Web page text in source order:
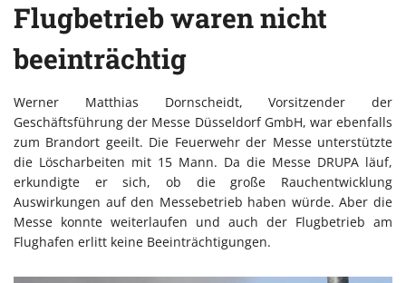
Flugbetrieb waren nicht
beeinträchtig
Werner Matthias Dornscheidt, Vorsitzender der
Geschäftsführung der Messe Düsseldorf GmbH, war ebenfalls
zum Brandort geeilt. Die Feuerwehr der Messe unterstützte
die Löscharbeiten mit 15 Mann. Da die Messe DRUPA läuf,
erkundigte er sich, ob die große Rauchentwicklung
Auswirkungen auf den Messebetrieb haben würde. Aber die
Messe konnte weiterlaufen und auch der Flugbetrieb am
Flughafen erlitt keine Beeinträchtigungen.